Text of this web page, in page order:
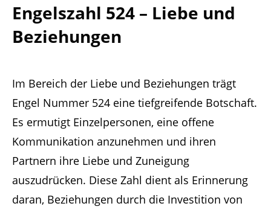
Engelszahl 524 – Liebe und
Beziehungen
Im Bereich der Liebe und Beziehungen trägt
Engel Nummer 524 eine tiefgreifende Botschaft.
Es ermutigt Einzelpersonen, eine offene
Kommunikation anzunehmen und ihren
Partnern ihre Liebe und Zuneigung
auszudrücken. Diese Zahl dient als Erinnerung
daran, Beziehungen durch die Investition von